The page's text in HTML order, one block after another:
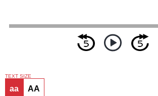
TEXT SIZE
aa AA